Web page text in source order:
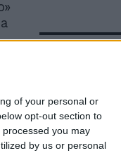
of your personal or
opt-out section to
you may
by us or personal
In evidenza